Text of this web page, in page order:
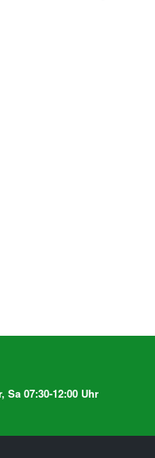
Sa 07:30-12:00 Uhr